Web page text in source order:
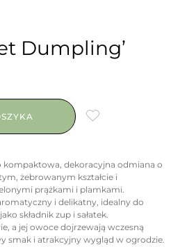
Dumpling’
kompaktowa, dekoracyjna odmiana o
żebrowanym kształcie i
prążkami i plamkami.
i delikatny, idealny do
składnik zup i sałatek.
a jej owoce dojrzewają wczesną
smak i atrakcyjny wygląd w ogrodzie.